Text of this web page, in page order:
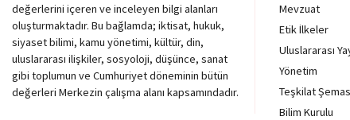
değerlerini içeren ve inceleyen bilgi alanları
oluşturmaktadır. Bu bağlamda; iktisat, hukuk,
siyaset bilimi, kamu yönetimi, kültür, din,
uluslararası ilişkiler, sosyoloji, düşünce, sanat
gibi toplumun ve Cumhuriyet döneminin bütün
değerleri Merkezin çalışma alanı kapsamındadır.
Mevzuat
Etik İlkeler
Uluslararası
Yönetim
Teşkilat
Bilim Kurulu